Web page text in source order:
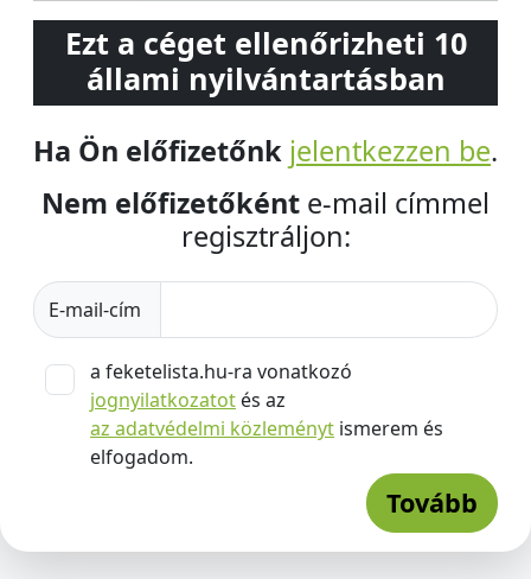
Ezt a céget ellenőrizheti 10
állami nyilvántartásban
Ha Ön előfizetőnk jelentkezzen be.
Nem előfizetőként e-mail címmel
regisztráljon:
E-mail-cím
a feketelista.hu-ra vonatkozó
jognyilatkozatot és az
az adatvédelmi közleményt ismerem és
elfogadom.
Tovább